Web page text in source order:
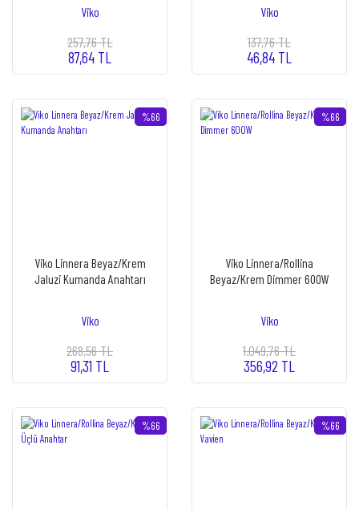
Viko
257,76 TL
87,64 TL
Viko
137,76 TL
46,84 TL
%66
Viko Linnera Beyaz/Krem
Jaluzi Kumanda Anahtarı
Viko
268,56 TL
91,31 TL
%66
Viko Linnera/Rollina
Beyaz/Krem Dimmer 600W
Viko
1.049,76 TL
356,92 TL
%66 %66